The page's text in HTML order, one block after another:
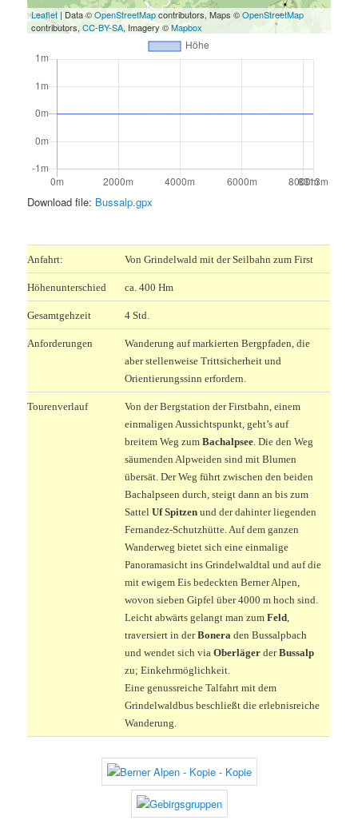
Leaflet | Data ©OpenStreetMapcontributors, Maps ©OpenStreetMap
contributors,CC-BY-SA, Imagery ©Mapbox
Download file: Bussalp.gpx
Anfahrt: Von Grindelwald mit der Seilbahn zum First
Höhenunterschied ca. 400 Hm
Gesamtgehzeit 4 Std.
Anforderungen
Wanderung auf markierten Bergpfaden, die
aber stellenweise Trittsicherheit und
Orientierungssinn erfordern.
Tourenverlauf
Von der Bergstation der Firstbahn, einem
einmaligen Aussichtspunkt, geht’s auf
breitem Weg zumBachalpsee . Die den Weg
säumenden Alpweiden sind mit Blumen
übersät. Der Weg führt zwischen den beiden
Bachalpseen durch, steigt dann an bis zum
SattelUf Spitzen und der dahinter liegenden
Fernandez-Schutzhütte. Auf dem ganzen
Wanderweg bietet sich eine einmalige
Panoramasicht ins Grindelwaldtal und auf die
mit ewigem Eis bedeckten Berner Alpen,
wovon sieben Gipfel über 4000 m hoch sind.
Leicht abwärts gelangt man zumFeld
traversiert in derBonera den Bussalpbach
und wendet sich viaOberläger derBussalp
zu; Einkehrmöglichkeit.
Eine genussreiche Talfahrt mit dem
Grindelwaldbus beschließt die erlebnisreiche
Wanderung.